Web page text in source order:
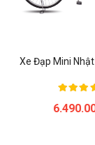
Xe Đạp Mini Nhật
hạng